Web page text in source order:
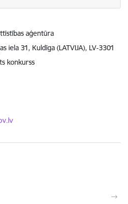
aģentūra
iela 31, Kuldīga (LATVIJA), LV-3301
konkurss